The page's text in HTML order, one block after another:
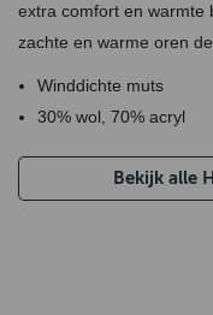
extra comfort en warmte
zachte en warme oren
Winddichte muts
30% wol, 70% acryl
Bekijk alle